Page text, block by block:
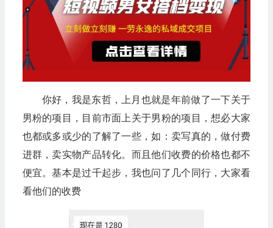
你好，我是东哲，上月也就是年前做了一下关于
男粉的项目，目前市面上关于男粉的项目，想必大家
也都或多或少的了解了一些，如：卖写真的，做付费
进群，卖实物产品转化。而且他们收费的价格也都不
便宜。基本是过千起步，我也问了几个同行，大家看
看他们的收费